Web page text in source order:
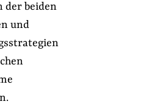
der beiden
und